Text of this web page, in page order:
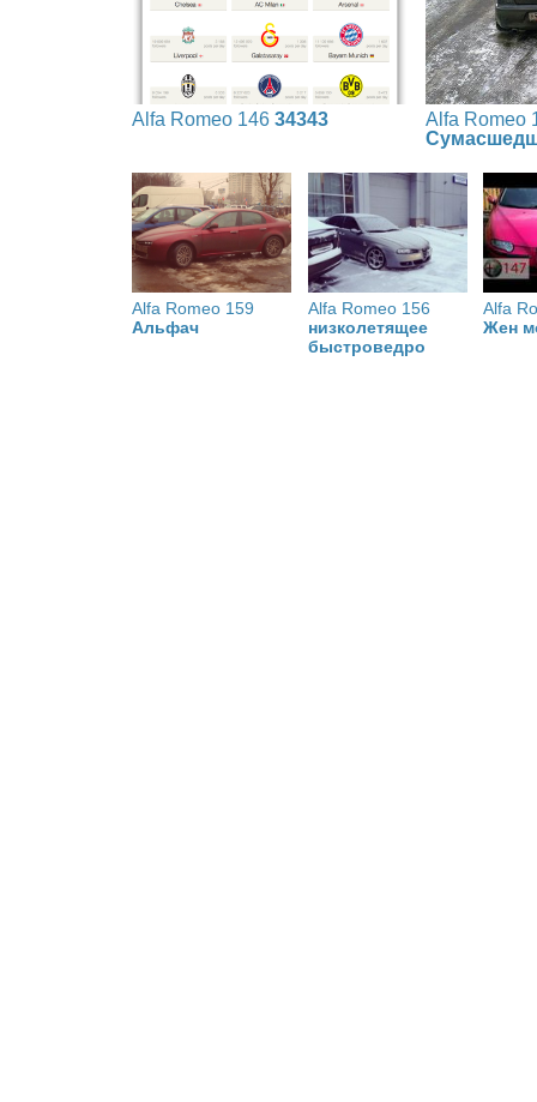
Alfa Romeo 146 34343
Alfa Romeo
Alfa Romeo 159
Альфач
Alfa Romeo 156
низколетящее
быстроведро
Alfa
Жен